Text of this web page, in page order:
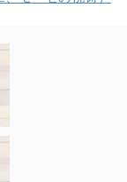
ラ記4:11-
フラテス西方
より御報告し
もとからこち
レム ...